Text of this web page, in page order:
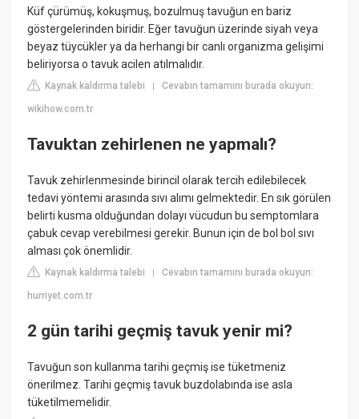
Küf çürümüş, kokuşmuş, bozulmuş tavuğun en bariz
göstergelerinden biridir. Eğer tavuğun üzerinde siyah veya
beyaz tüycükler ya da herhangi bir canlı organizma gelişimi
beliriyorsa o tavuk acilen atılmalıdır.
Kaynak kaldırma talebi |Cevabın tamamını burada okuyun:
wikihow.com.tr
Tavuktan zehirlenen ne yapmalı?
Tavuk zehirlenmesinde birincil olarak tercih edilebilecek
tedavi yöntemi arasında sıvı alımı gelmektedir. En sık görülen
belirti kusma olduğundan dolayı vücudun bu semptomlara
çabuk cevap verebilmesi gerekir. Bunun için de bol bol sıvı
alması çok önemlidir.
Kaynak kaldırma talebi |Cevabın tamamını burada okuyun:
hurriyet.com.tr
2 gün tarihi geçmiş tavuk yenir mi?
Tavuğun son kullanma tarihi geçmiş ise tüketmeniz
önerilmez. Tarihi geçmiş tavuk buzdolabında ise asla
tüketilmemelidir.